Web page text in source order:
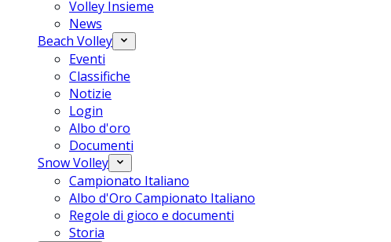
Volley Insieme
News
Beach Volley
Eventi
Classifiche
Notizie
Login
Albo d'oro
Documenti
Snow Volley
Campionato Italiano
Albo d'Oro Campionato Italiano
Regole di gioco e documenti
Storia